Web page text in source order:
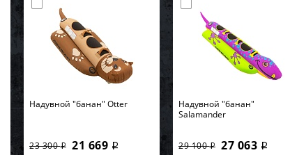
Надувной "банан" Otter
23 300i 21 669 i
Надувной "банан"
Salamander
29 100i 27 063 i